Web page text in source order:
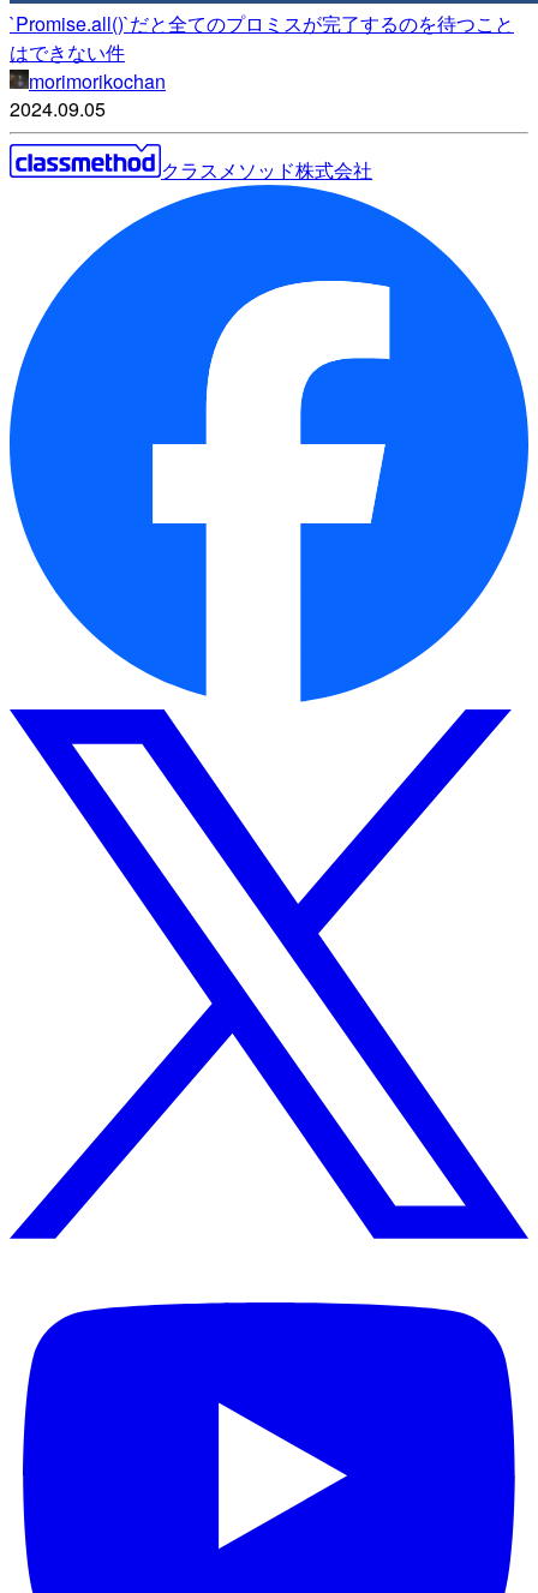
`Promise.all()`だと全てのプロミスが完了するのを待つこと
はできない件
morimorikochan
2024.09.05
クラスメソッド株式会社